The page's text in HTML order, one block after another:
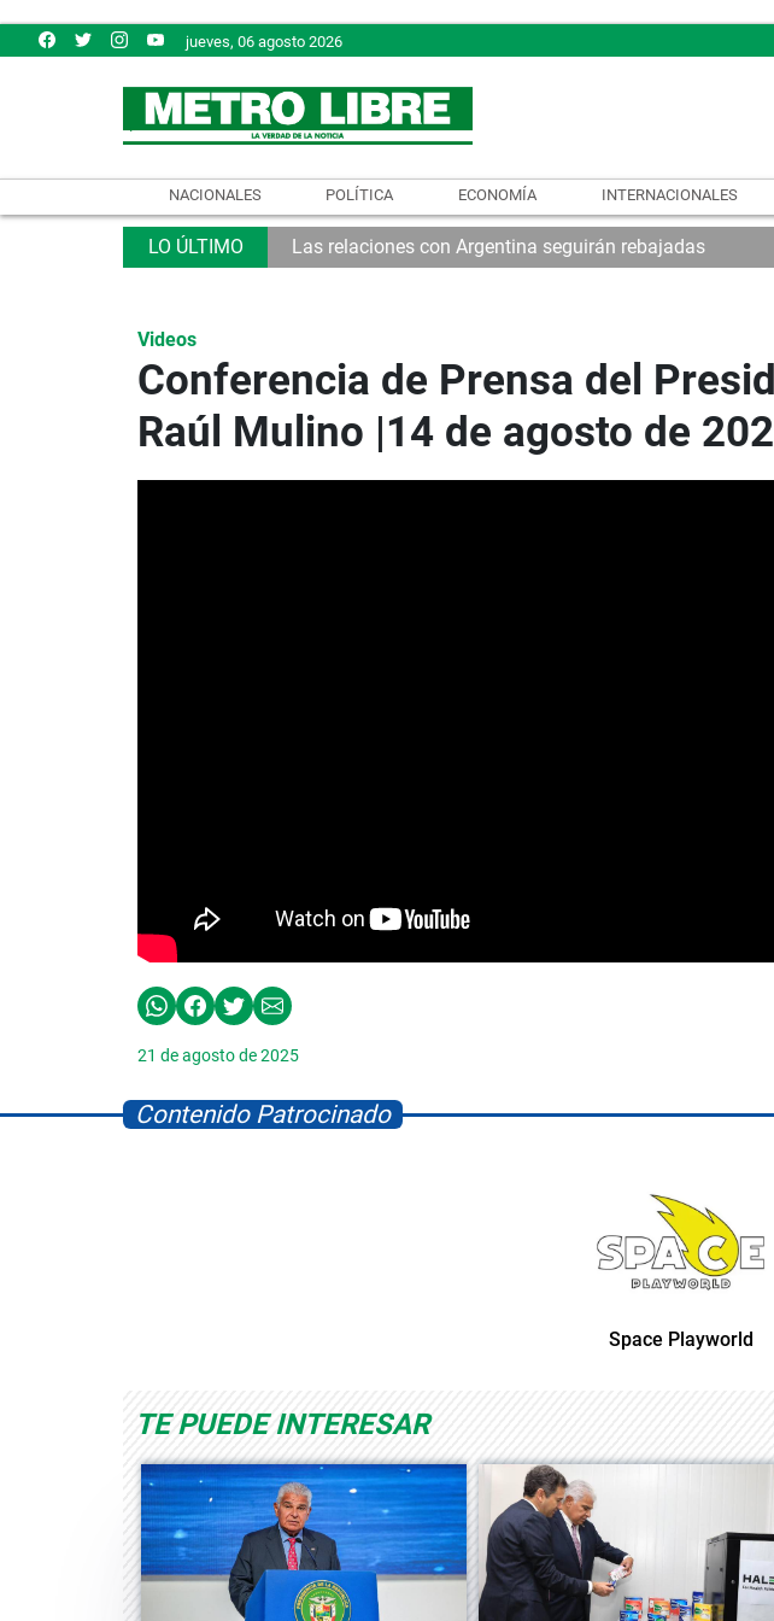
jueves, 06 agosto 2026
NACIONALES POLÍTICA ECONOMÍA INTERNACIONALES
Las relaciones con Argentina seguirán rebajadas
Videos
Conferencia de Prensa del
Raúl Mulino |14 de agosto de
21 de agosto de 2025
Contenido Patrocinado
Space Playworld
TE PUEDE INTERESAR